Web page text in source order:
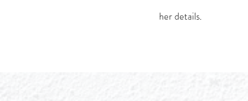
her details.